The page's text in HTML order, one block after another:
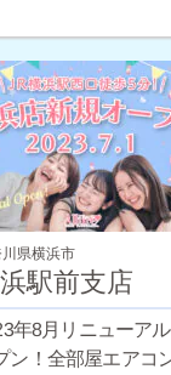
県横浜市
駅前支店
年8月リニューア
ン！全部屋エアコ